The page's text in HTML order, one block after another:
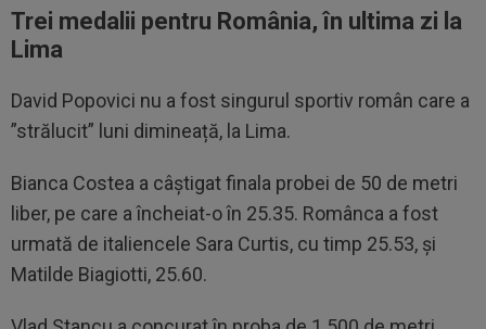
Trei medalii pentru România, în ultima zi la
Lima
David Popovici nu a fost singurul sportiv român care a
”strălucit” luni dimineață, la Lima.
Bianca Costea a câștigat finala probei de 50 de metri
liber, pe care a încheiat-o în 25.35. Românca a fost
urmată de italiencele Sara Curtis, cu timp 25.53, și
Matilde Biagiotti, 25.60.